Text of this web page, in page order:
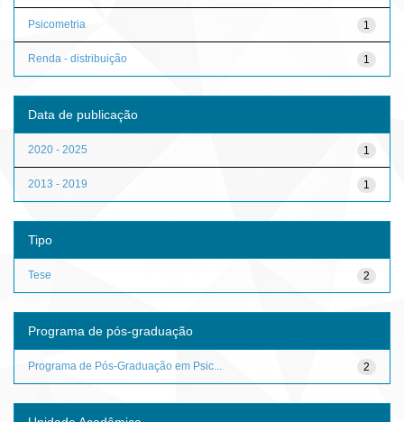
1
Psicometria
1
Renda - distribuição
Data de publicação
1
2020 - 2025
1
2013 - 2019
Tipo
2
Tese
Programa de pós-graduação
2
Programa de Pós-Graduação em Psic...